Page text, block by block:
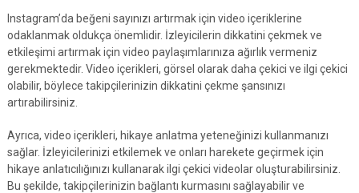
Instagram’da beğeni sayınızı artırmak için video içeriklerine
odaklanmak oldukça önemlidir. İzleyicilerin dikkatini çekmek ve
etkileşimi artırmak için video paylaşımlarınıza ağırlık vermeniz
gerekmektedir. Video içerikleri, görsel olarak daha çekici ve ilgi çekici
olabilir, böylece takipçilerinizin dikkatini çekme şansınızı
artırabilirsiniz.
Ayrıca, video içerikleri, hikaye anlatma yeteneğinizi kullanmanızı
sağlar. İzleyicilerinizi etkilemek ve onları harekete geçirmek için
hikaye anlatıcılığınızı kullanarak ilgi çekici videolar oluşturabilirsiniz.
Bu şekilde, takipçilerinizin bağlantı kurmasını sağlayabilir ve